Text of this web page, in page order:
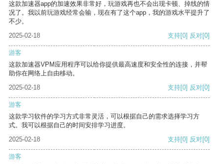
这款加速器app的加速效果非常好，玩游戏再也不会出现卡顿、掉线的情
况了。我以前玩游戏经常会输，现在有了这个app，我的游戏水平提升了
不少。
2025-02-18
支持[0] 反对[0]
游客
这款加速器VPM应用程序可以给你提供最高速度和安全性的连接，并帮
助你在网络上自由移动。
2025-02-18
支持[0] 反对[0]
游客
这款学习软件的学习方式非常灵活，可以根据自己的需求选择学习方
式。我可以根据自己的时间安排学习进度。
2025-02-18
支持[0] 反对[0]
游客